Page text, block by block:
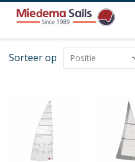
Sorteer op